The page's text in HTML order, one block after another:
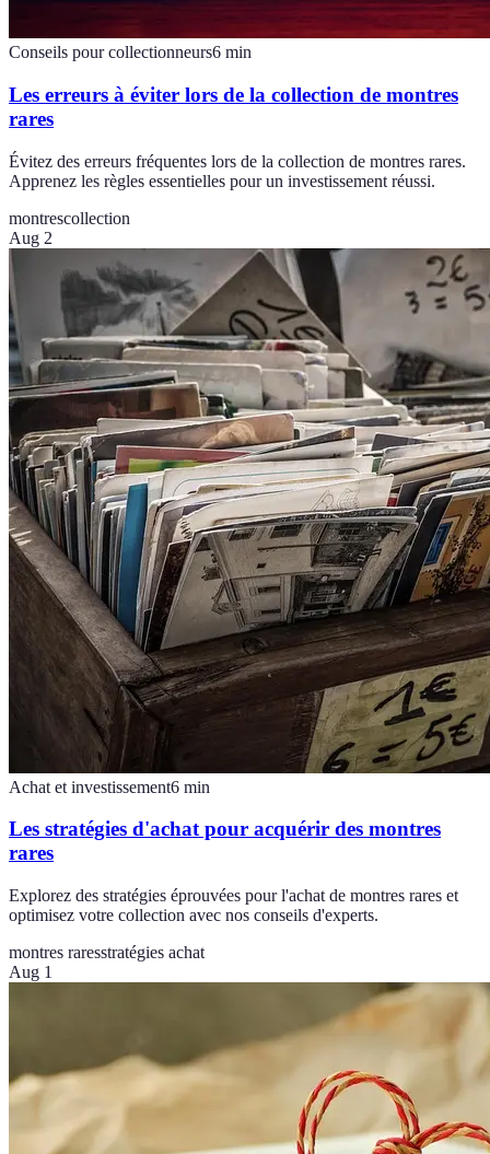
Conseils pour collectionneurs6 min
Les erreurs à éviter lors de la collection de montres
rares
Évitez des erreurs fréquentes lors de la collection de montres rares.
Apprenez les règles essentielles pour un investissement réussi.
montrescollection
Aug 2
Achat et investissement6 min
Les stratégies d'achat pour acquérir des montres
rares
Explorez des stratégies éprouvées pour l'achat de montres rares et
optimisez votre collection avec nos conseils d'experts.
montres raresstratégies achat
Aug 1